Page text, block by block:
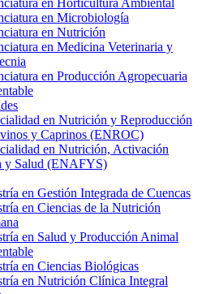
en Horticultura Ambiental
en Microbiología
en Nutrición
en Medicina Veterinaria y
en Producción Agropecuaria
en Nutrición y Reproducción
y Caprinos (ENROC)
en Nutrición, Activación
y Salud (ENAFYS)
en Gestión Integrada de Cuencas
en Ciencias de la Nutrición
en Salud y Producción Animal
en Ciencias Biológicas
en Nutrición Clínica Integral